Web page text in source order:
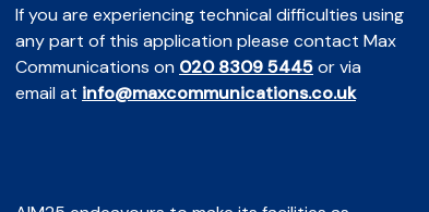
If you are experiencing technical difficulties using
any part of this application please contact Max
Communications on 020 8309 5445or via
email at info@maxcommunications.co.uk